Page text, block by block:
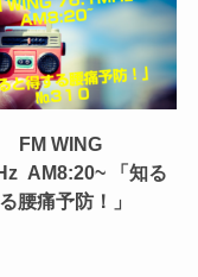
WING
AM8:20~ 「知る
腰痛予防！」